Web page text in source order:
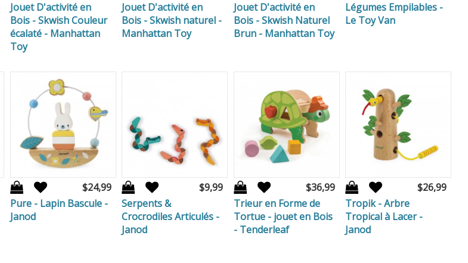
Jouet D'activité en
Bois - Skwish Couleur
écalaté - Manhattan
Toy
Jouet D'activité en
Bois - Skwish naturel -
Manhattan Toy
Jouet D'activité en
Bois - Skwish Naturel
Brun - Manhattan Toy
Légumes Empilables -
Le Toy Van
$24,99
Pure - Lapin Bascule -
Janod
$9,99
Serpents &
Crocrodiles Articulés -
Janod
$36,99
Trieur en Forme de
Tortue - jouet en Bois
- Tenderleaf
$26,99
Tropik - Arbre
Tropical à Lacer -
Janod